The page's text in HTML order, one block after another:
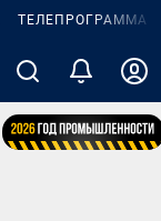
ТЕЛЕПРОГРАММА